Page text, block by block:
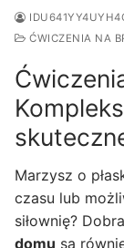
ĆWICZENIA NA
Marzysz o
czasu lub
siłownię?
domu są